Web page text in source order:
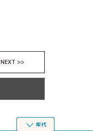
NEXT >>
年代